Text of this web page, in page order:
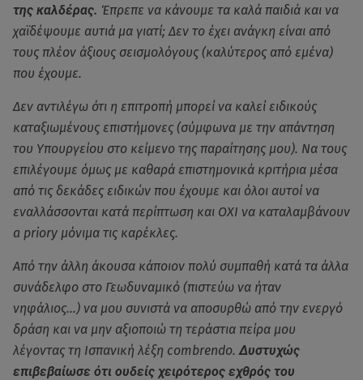
της καλδέρας. Έπρεπε να κάνουμε τα καλά παιδιά και να
χαϊδέψουμε αυτιά μα γιατί; Δεν το έχει ανάγκη είναι από
τους πλέον άξιους σεισμολόγους (καλύτερος από εμένα)
που έχουμε.
Δεν αντιλέγω ότι η επιτροπή μπορεί να καλεί ειδικούς
καταξιωμένους επιστήμονες (σύμφωνα με την απάντηση
του Υπουργείου στο κείμενο της παραίτησης μου). Να τους
επιλέγουμε όμως με καθαρά επιστημονικά κριτήρια μέσα
από τις δεκάδες ειδικών που έχουμε και όλοι αυτοί να
εναλλάσσονται κατά περίπτωση και ΟΧΙ να καταλαμβάνουν
a priory μόνιμα τις καρέκλες.
Από την άλλη άκουσα κάποιον πολύ συμπαθή κατά τα άλλα
συνάδελφο στο Γεωδυναμικό (πιστεύω να ήταν
νηφάλιος…) να μου συνιστά να αποσυρθώ από την ενεργό
δράση και να μην αξιοποιώ τη τεράστια πείρα μου
λέγοντας τη Ισπανική λέξη combrendo.Δυστυχώς
επιβεβαίωσε ότι ουδείς χειρότερος εχθρός του